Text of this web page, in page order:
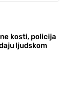
kosti, policija
ljudskom